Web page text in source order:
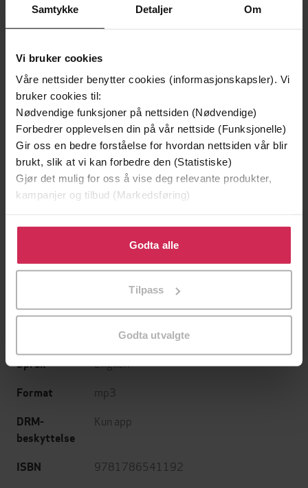
Samtykke Detaljer Om
Vi bruker cookies
Våre nettsider benytter cookies (informasjonskapsler). Vi
bruker cookies til:
Nødvendige funksjoner på nettsiden (Nødvendige)
Forbedrer opplevelsen din på vår nettside (Funksjonelle)
Gir oss en bedre forståelse for hvordan nettsiden vår blir
brukt, slik at vi kan forbedre den (Statistiske)
Gjør det mulig for oss å vise deg relevante produkter,
kampanjer og tilbud (Markedsføring)
Klikk på «Godta alle» for å gi oss ditt samtykke til å
bruke cookies for alle disse formålene. Du kan også
tilpasse ditt samtykke til spesifikke formål ved å klikke
Godta alle
Tilpass
Godta utvalgte
129,-
Minnesota
Jo Nesbø
EBOK
129,-
Jørn Lier Horst
EBOK
Piers Torday (forfatter),
Quercus Children's Books
Lengde 6:15
Språk
English
Format mp3
DRM-
beskyttelse
Kun app
ISBN 9781786541192